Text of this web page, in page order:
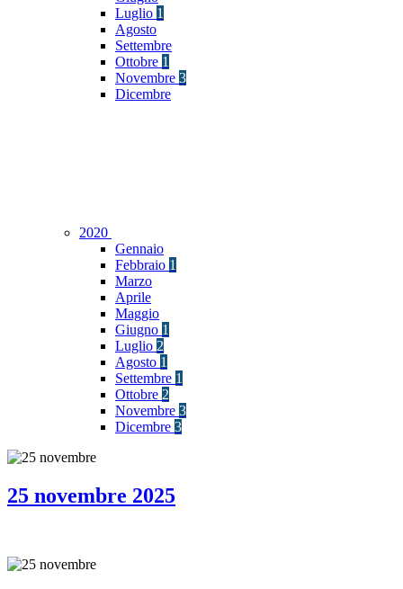
Luglio 1
Agosto
Settembre
Ottobre 1
Novembre 3
Dicembre
2020
Gennaio
Febbraio 1
Marzo
Aprile
Maggio
Giugno 1
Luglio 2
Agosto 1
Settembre 1
Ottobre 2
Novembre 3
Dicembre 3
25 novembre 2025